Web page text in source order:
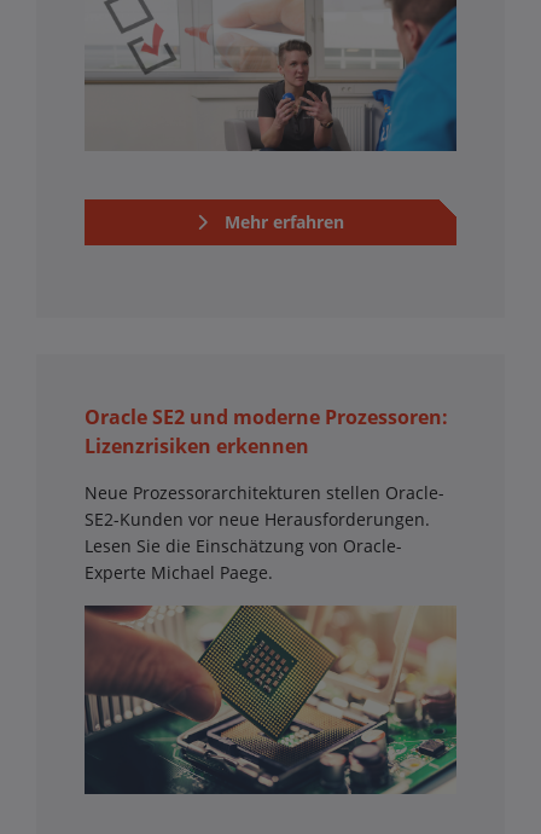
Mehr erfahren
Oracle SE2 und moderne Prozessoren:
Lizenzrisiken erkennen
Neue Prozessorarchitekturen stellen Oracle-
SE2-Kunden vor neue Herausforderungen.
Lesen Sie die Einschätzung von Oracle-
Experte Michael Paege.